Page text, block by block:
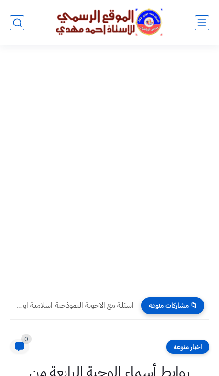
📁 مشاركات منوعه اسئلة مع الاجوبة النموذجية اسلامية اول متوسط نهاية الكورس الثاني...
اخبار منوعه
0
روابط أسماء الوجبة الرابعة من